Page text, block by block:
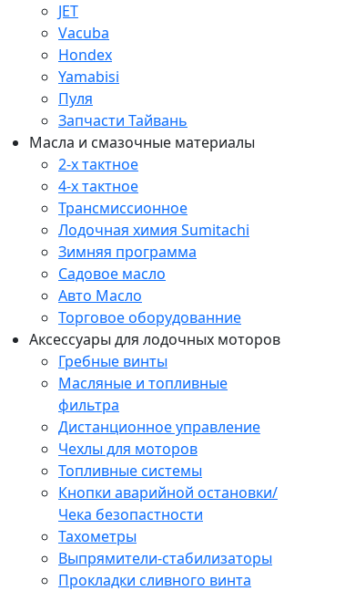
JET
Vacuba
Hondex
Yamabisi
Пуля
Запчасти Тайвань
Масла и смазочные материалы
2-х тактное
4-х тактное
Трансмиссионное
Лодочная химия Sumitachi
Зимняя программа
Садовое масло
Авто Масло
Торговое оборудованние
Аксессуары для лодочных моторов
Гребные винты
Масляные и топливные
фильтра
Дистанционное управление
Чехлы для моторов
Топливные системы
Кнопки аварийной остановки/
Чека безопастности
Тахометры
Выпрямители-стабилизаторы
Прокладки сливного винта